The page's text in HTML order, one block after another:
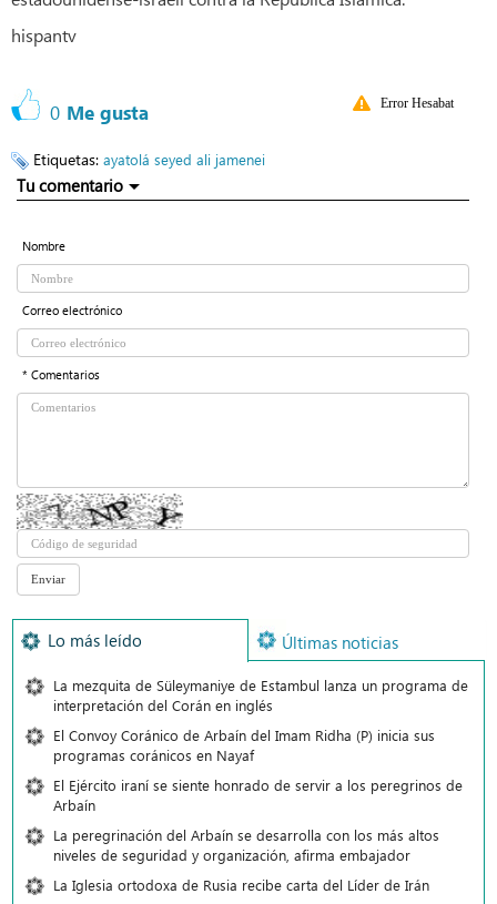
hispantv
0 Me gusta Error Hesabat
Etiquetas: ayatolá seyed ali jamenei
Tu comentario
Nombre
Correo electrónico
* Comentarios
Lo más leído Últimas noticias
La mezquita de Süleymaniye de Estambul lanza un programa de
interpretación del Corán en inglés
El Convoy Coránico de Arbaín del Imam Ridha (P) inicia sus
programas coránicos en Nayaf
El Ejército iraní se siente honrado de servir a los peregrinos de
Arbaín
La peregrinación del Arbaín se desarrolla con los más altos
niveles de seguridad y organización, afirma embajador
La Iglesia ortodoxa de Rusia recibe carta del Líder de Irán